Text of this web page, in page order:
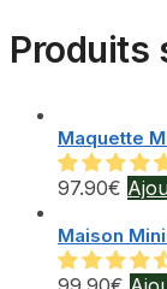
Produits
Maquette
97.90€
Maison